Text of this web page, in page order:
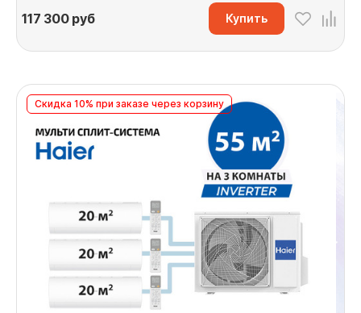
117 300руб Купить
Скидка 10% при заказе через корзину